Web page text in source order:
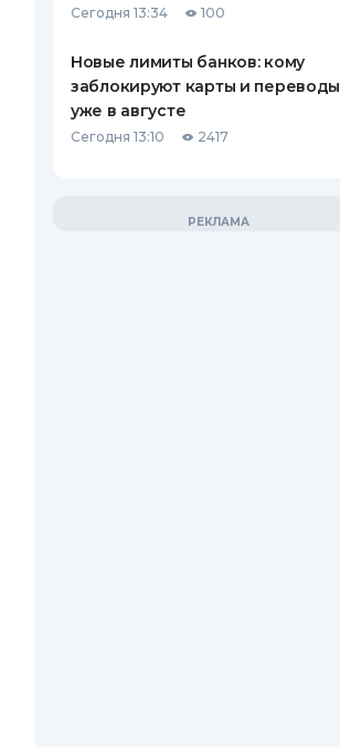
Сегодня 13:34 100
Новые лимиты банков: кому
заблокируют карты и переводы
уже в августе
Сегодня 13:10 2417